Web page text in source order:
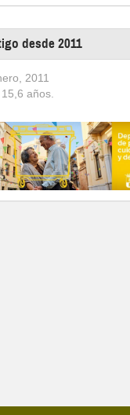
desde 2011
2011
15,6 años.